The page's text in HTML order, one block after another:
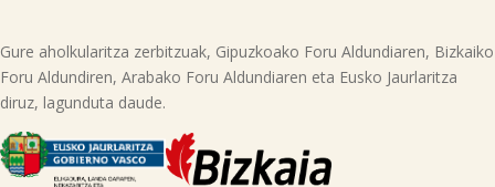
Gure aholkularitza zerbitzuak, Gipuzkoako Foru Aldundiaren, Bizkaiko
Foru Aldundiren, Arabako Foru Aldundiaren eta Eusko Jaurlaritza
diruz, lagunduta daude.